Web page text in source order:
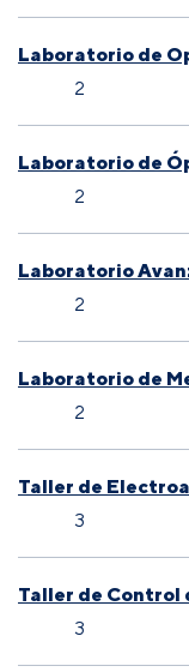
Laboratorio de
2
Laboratorio de
2
Laboratorio
2
Laboratorio de
2
Taller de
3
Taller de Control
3